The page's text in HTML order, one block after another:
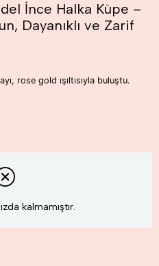
İnce Halka Küpe –
Dayanıklı ve Zarif
rose gold ışıltısıyla buluştu.
kalmamıştır.